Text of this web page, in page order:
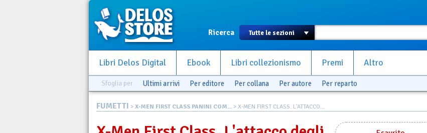
Ricerca
Libri Delos Digital Ebook Libri collezionismo Premi Altro
Sfoglia per Ultimi arrivi Per editore Per collana Per autore Per reparto
FUMETTI > X-MEN FIRST CLASS PANINI COM... > X-MEN FIRST CLASS. L'ATTACCO...